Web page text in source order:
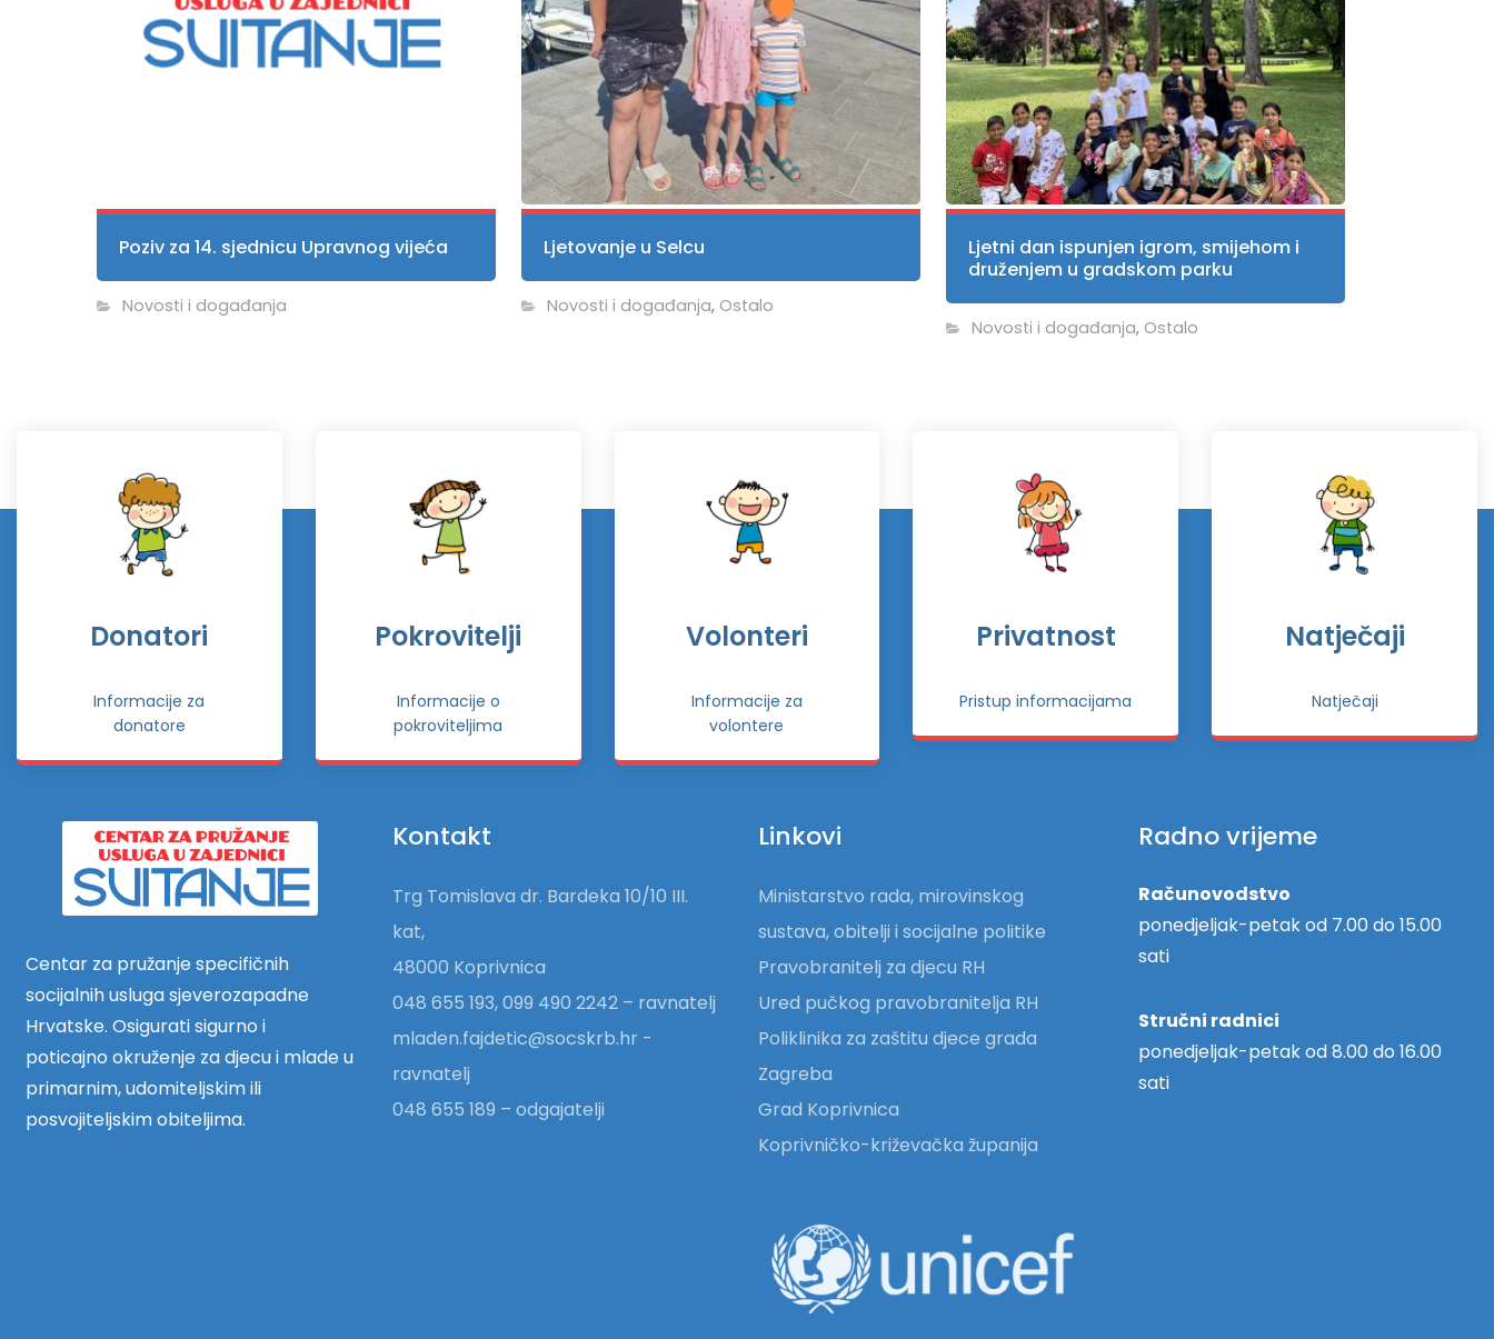
Poziv za 14. sjednicu Upravnog vijeća
Novosti i događanja
Ljetovanje u Selcu
Novosti i događanja, Ostalo
Ljetni dan ispunjen igrom, smijehom i
druženjem u gradskom parku
Novosti i događanja, Ostalo
Donatori
Informacije za
donatore
Pokrovitelji
Informacije o
pokroviteljima
Volonteri
Informacije za
volontere
Privatnost
Pristup informacijama
Natječaji
Natječaji
Centar za pružanje specifičnih
socijalnih usluga sjeverozapadne
Hrvatske. Osigurati sigurno i
poticajno okruženje za djecu i mlade u
primarnim, udomiteljskim ili
posvojiteljskim obiteljima.
Kontakt
Trg Tomislava dr. Bardeka 10/10 III.
kat,
48000 Koprivnica
048 655 193, 099 490 2242 – ravnatelj
mladen.fajdetic@socskrb.hr -
ravnatelj
048 655 189 – odgajatelji
Linkovi
Ministarstvo rada, mirovinskog
sustava, obitelji i socijalne politike
Pravobranitelj za djecu RH
Ured pučkog pravobranitelja RH
Poliklinika za zaštitu djece grada
Zagreba
Grad Koprivnica
Koprivničko-križevačka županija
Radno vrijeme
Računovodstvo
ponedjeljak-petak od 7.00 do 15.00
sati
Stručni radnici
ponedjeljak-petak od 8.00 do 16.00
sati